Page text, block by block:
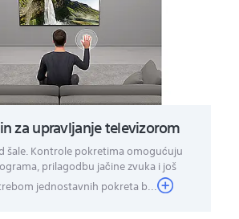
za upravljanje televizorom
šale. Kontrole pokretima omogućuju
prilagodbu jačine zvuka i još
jednostavnih pokreta b...